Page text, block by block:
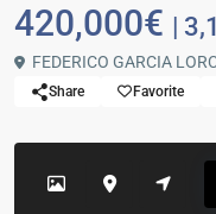
420,000€ |
FEDERICO GARCIA
Share Favorite